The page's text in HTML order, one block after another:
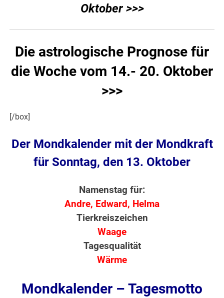
Oktober >>>
Die astrologische Prognose für
die Woche vom 14.- 20. Oktober
>>>
[/box]
Der Mondkalender mit der Mondkraft
für Sonntag, den 13. Oktober
Namenstag für:
Andre, Edward, Helma
Tierkreiszeichen
Waage
Tagesqualität
Wärme
Mondkalender – Tagesmotto